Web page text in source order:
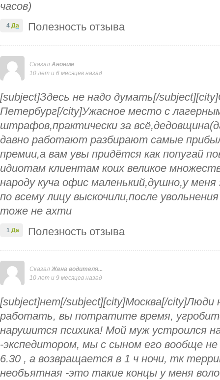
часов)
Полезность отзыва
4 Да
Сказал Аноним
10 лет и 6 месяцев назад
[subject]Здесь не надо думать[/
Петербург[/city]Ужасное место с
штрафов,практически за
давно работают разбирают самые
премии,а вам увы придётся как попугай
идиотам клиентам коих великое
народу куча офис маленький,душно,у
по всему лицу выскочили,после
тоже не ахти
Полезность отзыва
1 Да
Сказал Жена водителя...
10 лет и 9 месяцев назад
[subject]нет[/subject][city]Москва[/city]Люди
работать, вы потратите время,
нарушится психика! Мой муж устроился
-экспедитором, мы с сыном его вообще
6.30 , а возвращается в 1 ч ночи, тк
необъятная -это такие концы у меня